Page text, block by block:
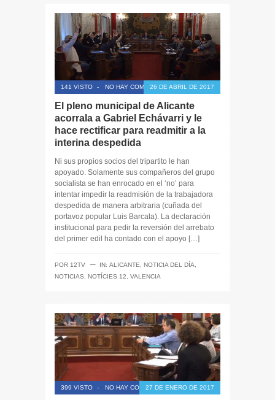
141 VISTO - NO HAY COMENTARIOS26 DE ABRIL DE 2017
El pleno municipal de Alicante
acorrala a Gabriel Echávarri y le
hace rectificar para readmitir a la
interina despedida
Ni sus propios socios del tripartito le han
apoyado. Solamente sus compañeros del grupo
socialista se han enrocado en el ‘no’ para
intentar impedir la readmisión de la trabajadora
despedida de manera arbitraria (cuñada del
portavoz popular Luis Barcala). La declaración
institucional para pedir la reversión del arrebato
del primer edil ha contado con el apoyo […]
POR 12TV ─ IN: ALICANTE NOTICIA DEL DÍA
NOTICIAS
NOTÍCIES 12 VALENCIA
399 VISTO - NO HAY COMENTARIOS27 DE ENERO DE 2017